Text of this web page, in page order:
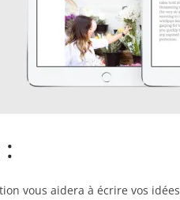
vous aidera à écrire vos